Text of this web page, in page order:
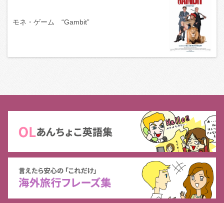
モネ・ゲーム “Gambit”